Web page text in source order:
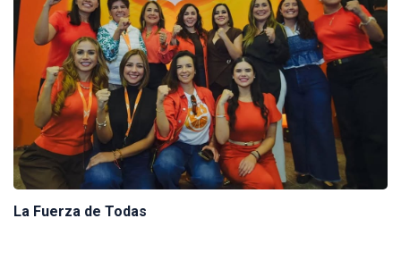
La Fuerza de Todas